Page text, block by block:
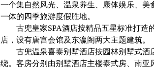
一个集自然风光、温泉养生、康体娱乐、美
一体的四季旅游度假胜地。
古兜皇家SPA酒店按精品五星标准打造
店，设有唐宫会馆及东瀛阁两大主题建筑。
古兜温泉喜泰别墅酒店按园林别墅式酒
绕。客房分别由别墅酒店主楼泰式房、南亚